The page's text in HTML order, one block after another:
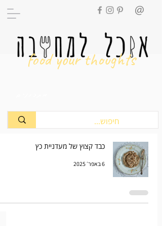
food your thoughts
כבד קצוץ של מעדניית כץ
6 באפר׳ 2025